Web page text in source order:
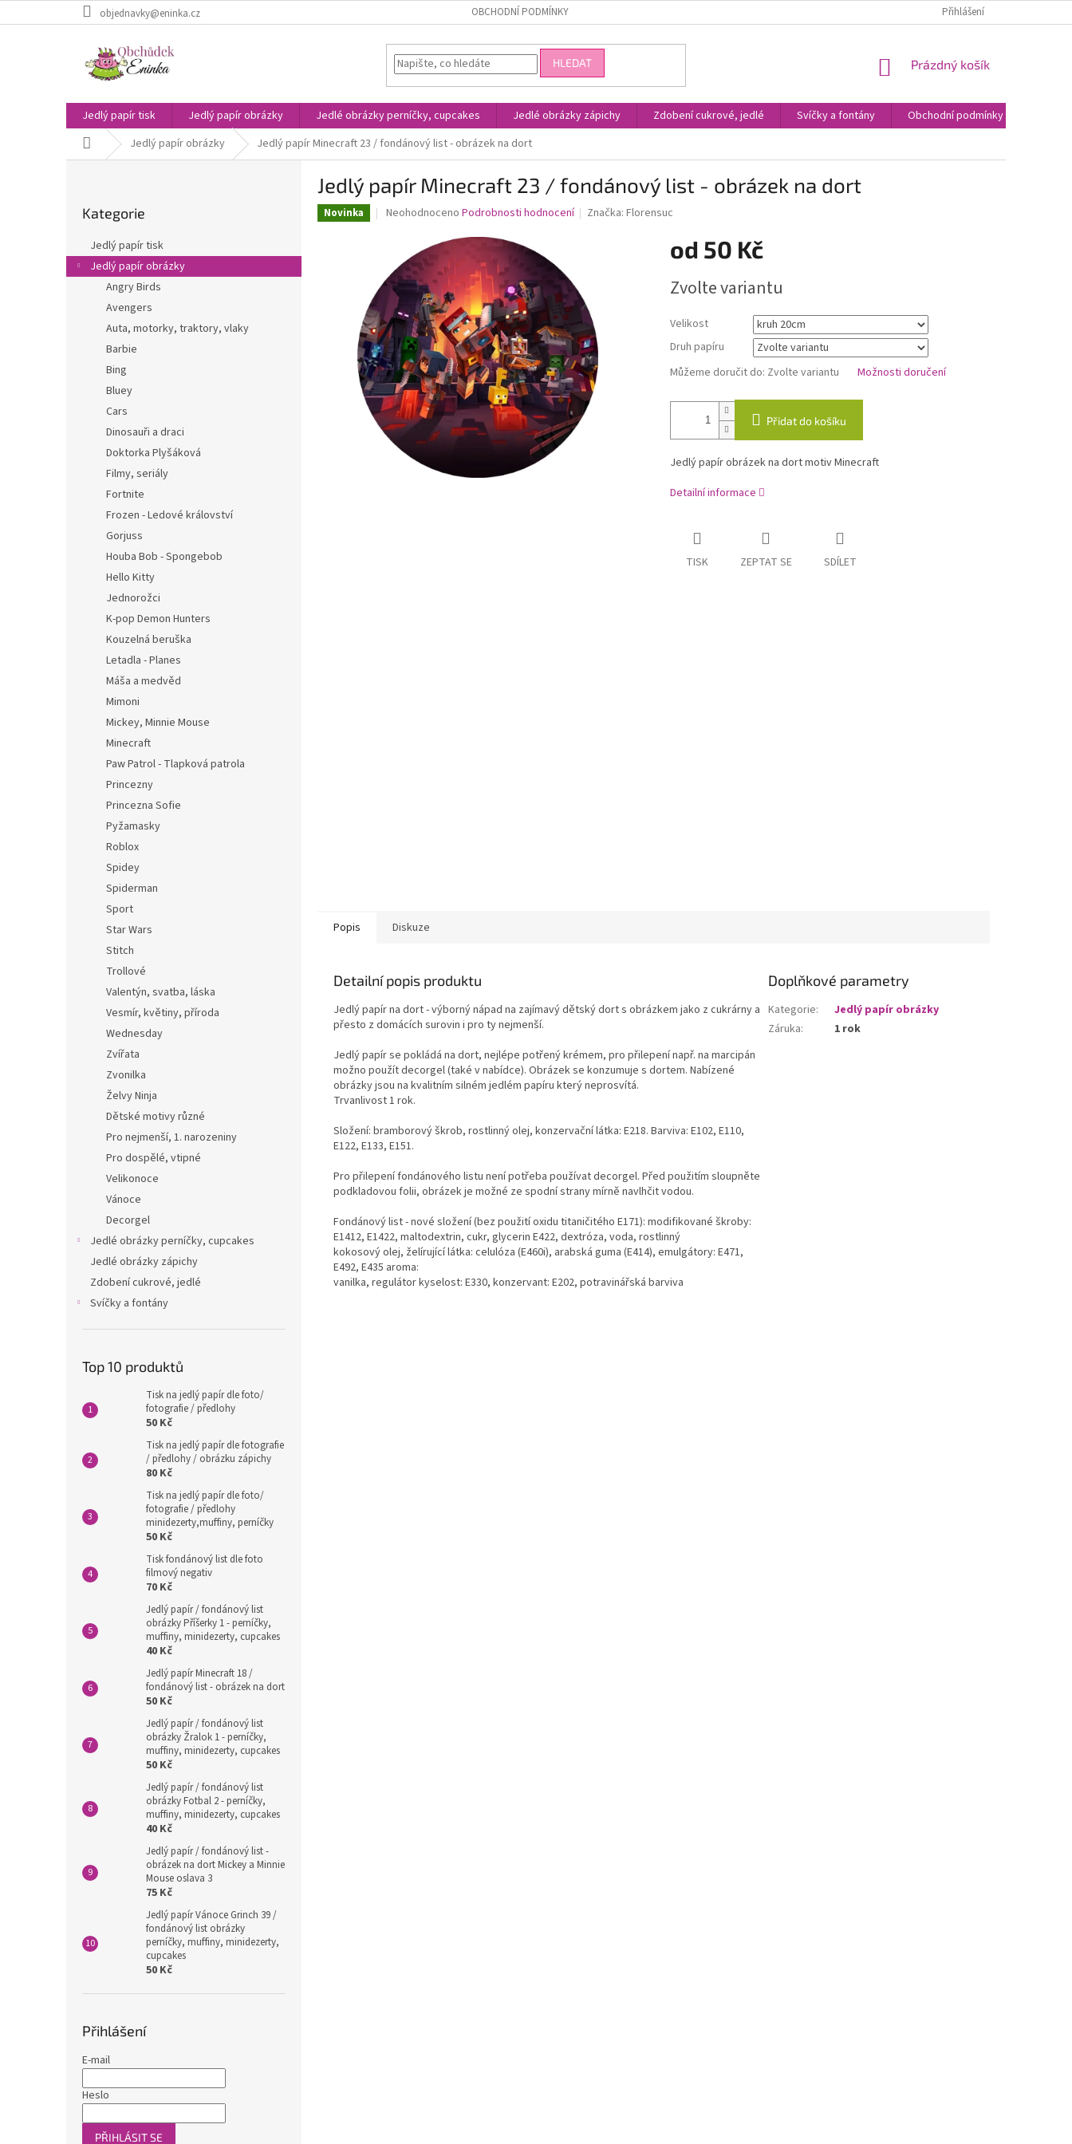
na
objednavky@eninka.cz OBCHODNÍ PODMÍNKY Přihlášení
HLEDAT
NÁKUPNÍ
Prázdný košík
Jedlý papír tisk Jedlý papír obrázky Jedlé obrázky perníčky, cupcakes Jedlé obrázky zápichy Zdobení cukrové, jedlé Svíčky a fontány Obchodní podmínky
Domů Jedlý papír obrázky Jedlý papír Minecraft 23 / fondánový list - obrázek na dort
a
n
kategorie
Kategorie
Jedlý papír tisk
Jedlý papír obrázky
Angry Birds
Avengers
Auta, motorky, traktory, vlaky
Barbie
Bing
Bluey
Cars
Dinosauři a draci
Doktorka Plyšáková
Filmy, seriály
Fortnite
Frozen - Ledové království
Gorjuss
Houba Bob - Spongebob
Hello Kitty
Jednorožci
K-pop Demon Hunters
Kouzelná beruška
Letadla - Planes
Máša a medvěd
Mimoni
Mickey, Minnie Mouse
Minecraft
Paw Patrol - Tlapková patrola
Princezny
Princezna Sofie
Pyžamasky
Roblox
Spidey
Spiderman
Sport
Star Wars
Stitch
Trollové
Valentýn, svatba, láska
Vesmír, květiny, příroda
Wednesday
Zvířata
Zvonilka
Želvy Ninja
Dětské motivy různé
Pro nejmenší, 1. narozeniny
Pro dospělé, vtipné
Velikonoce
Vánoce
Decorgel
Jedlé obrázky perníčky, cupcakes
Jedlé obrázky zápichy
Zdobení cukrové, jedlé
Svíčky a fontány
Top 10 produktů
Tisk na jedlý papír dle foto/
fotografie / předlohy
50 Kč
Tisk na jedlý papír dle fotografie
/ předlohy / obrázku zápichy
80 Kč
Tisk na jedlý papír dle foto/
fotografie / předlohy
minidezerty,muffiny, perníčky
50 Kč
Tisk fondánový list dle foto
filmový negativ
70 Kč
Jedlý papír / fondánový list
obrázky Příšerky 1 - perníčky,
muffiny, minidezerty, cupcakes
40 Kč
Jedlý papír Minecraft 18 /
fondánový list - obrázek na dort
50 Kč
Jedlý papír / fondánový list
obrázky Žralok 1 - perníčky,
muffiny, minidezerty, cupcakes
50 Kč
Jedlý papír / fondánový list
obrázky Fotbal 2 - perníčky,
muffiny, minidezerty, cupcakes
40 Kč
Jedlý papír / fondánový list -
obrázek na dort Mickey a Minnie
Mouse oslava 3
75 Kč
Jedlý papír Vánoce Grinch 39 /
fondánový list obrázky
perníčky, muffiny, minidezerty,
cupcakes
50 Kč
Přihlášení
E-mail
Heslo
PŘIHLÁSIT SE
Jedlý papír Minecraft 23 / fondánový list - obrázek na dort
Novinka
Průměrné
0,0
z
5
hvězdiček.
Neohodnoceno Podrobnosti hodnocení Značka:Florensuc
od 50 Kč
cena:
Zvolte variantu
Velikost
Druh papíru
Můžeme doručit do: Zvolte variantu Možnosti doručení
Přidat do košíku
Jedlý papír obrázek na dort motiv Minecraft
Detailní informace
TISK ZEPTAT SE SDÍLET
Popis Diskuze
Detailní popis produktu
Jedlý papír na dort - výborný nápad na zajímavý dětský dort s obrázkem jako z cukrárny a
přesto z domácích surovin i pro ty nejmenší.
Jedlý papír se pokládá na dort, nejlépe potřený krémem, pro přilepení např. na marcipán
možno použít decorgel (také v nabídce). Obrázek se konzumuje s dortem. Nabízené
obrázky jsou na kvalitním silném jedlém papíru který neprosvítá.
Trvanlivost 1 rok.
Složení: bramborový škrob, rostlinný olej, konzervační látka: E218. Barviva: E102, E110,
E122, E133, E151.
Pro přilepení fondánového listu není potřeba používat decorgel. Před použitím sloupněte
podkladovou folii, obrázek je možné ze spodní strany mírně navlhčit vodou.
Fondánový list - nové složení (bez použití oxidu titaničitého E171): modifikované škroby:
E1412, E1422, maltodextrin, cukr, glycerin E422, dextróza, voda, rostlinný
kokosový olej, želírující látka: celulóza (E460i), arabská guma (E414), emulgátory: E471,
E492, E435 aroma:
vanilka, regulátor kyselost: E330, konzervant: E202, potravinářská barviva
Doplňkové parametry
Kategorie:
Jedlý papír obrázky
Záruka: 1 rok